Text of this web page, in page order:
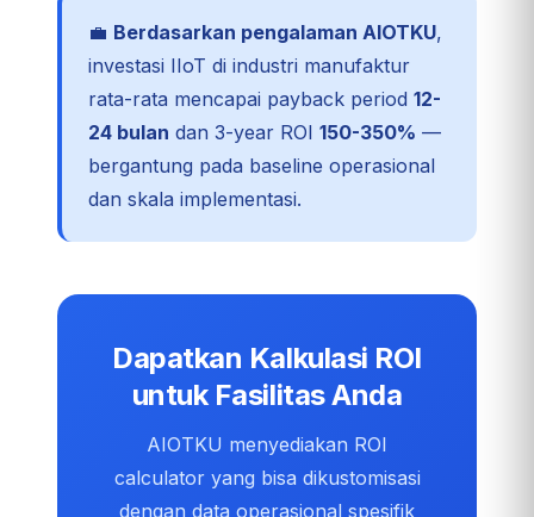
💼 Berdasarkan pengalaman AIOTKU,
investasi IIoT di industri manufaktur
rata-rata mencapai payback period 12-
24 bulan dan 3-year ROI 150-350% —
bergantung pada baseline operasional
dan skala implementasi.
Dapatkan Kalkulasi ROI
untuk Fasilitas Anda
AIOTKU menyediakan ROI
calculator yang bisa dikustomisasi
dengan data operasional spesifik